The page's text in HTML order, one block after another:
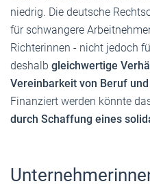
niedrig. Die deutsche
für schwangere
Richterinnen - nicht jedoch
deshalb gleichwertige
Vereinbarkeit von Beruf
Finanziert werden könnte
durch Schaffung eines